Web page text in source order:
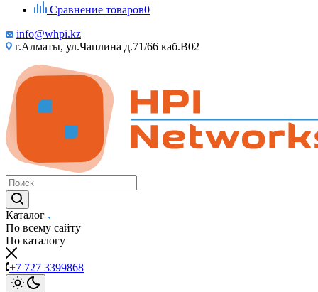
Сравнение товаров0
info@whpi.kz
г.Алматы, ул.Чаплина д.71/66 каб.B02
Каталог
По всему сайту
По каталогу
+7 727 3399868